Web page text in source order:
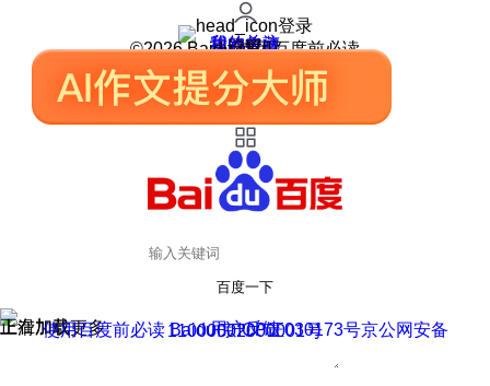
登录
我的关注
我的收藏
皮肤中心
用户反馈
设置
©2026 Baidu 使用百度前必读
百度一下
正在加载
上滑加载更多 用户反馈
使用百度前必读 Baidu 京ICP证030173号
京公网安备11000002000001号